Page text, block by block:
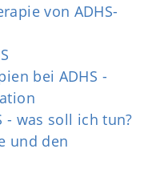
von ADHS-
bei ADHS -
- was soll ich tun?
und den